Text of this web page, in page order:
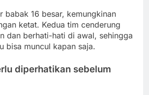
babak 16 besar, kemungkinan
ketat. Kedua tim cenderung
dan berhati-hati di awal, sehingga
bisa muncul kapan saja.
diperhatikan sebelum